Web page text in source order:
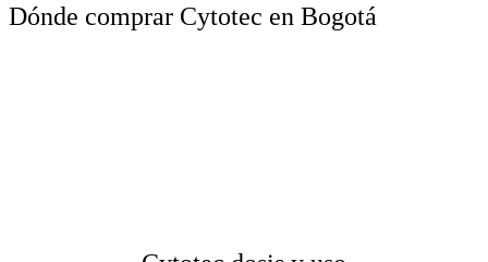
Dónde comprar Cytotec en Bogotá